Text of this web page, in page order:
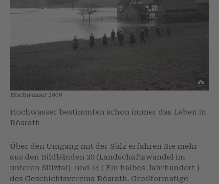
Hochwasser 1909
Hochwasser bestimmten schon immer das Leben in
Rösrath
Über den Umgang mit der Sülz erfahren Sie mehr
aus den Bildbänden 30 (Landschaftswandel im
unteren Sülztal) und 44 ( Ein halbes Jahrhundert )
des Geschichtsvereins Rösrath. Großformatige